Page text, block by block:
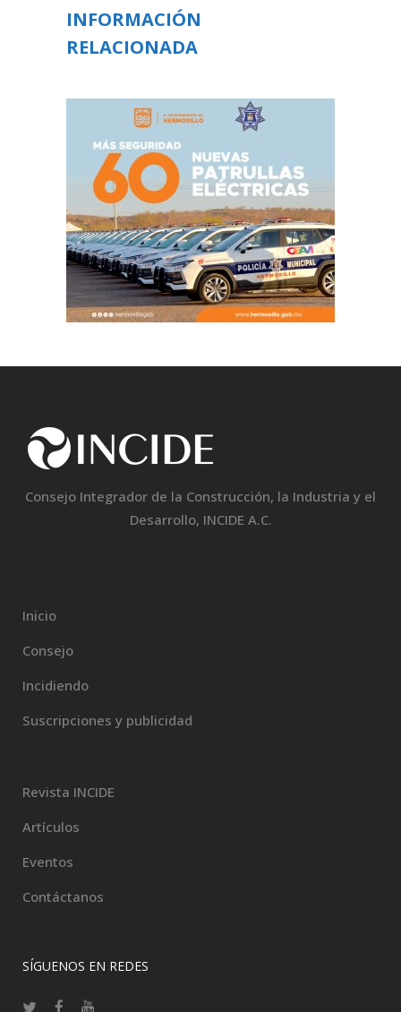
INFORMACIÓN
RELACIONADA
Consejo Integrador de la Construcción, la Industria y el
Desarrollo, INCIDE A.C.
Inicio
Consejo
Incidiendo
Suscripciones y publicidad
Revista INCIDE
Artículos
Eventos
Contáctanos
SÍGUENOS EN REDES